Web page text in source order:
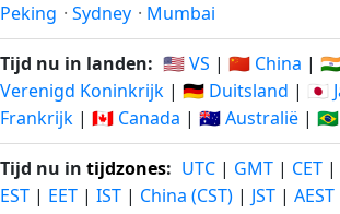
Peking · Sydney · Mumbai
Tijd nu in landen: 🇺🇸 VS | 🇨🇳 China |
Verenigd Koninkrijk | 🇩🇪 Duitsland | 🇯🇵
Frankrijk | 🇨🇦 Canada | 🇦🇺 Australië |
Tijd nu in tijdzones: UTC | GMT | CET |
EST | EET | IST | China (CST) | JST | AEST